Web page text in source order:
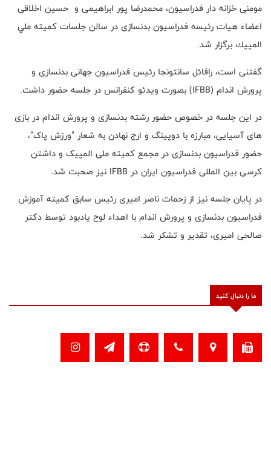
مومنی خزانه دار فدراسیون، محمدرضا پور ابراهیمی و حسین اخلاقی
اعضاء هیات رئیسه فدراسیون بدنسازی در سالن جلسات كميته ملي
المپيك برگزار شد.
گفتنی است، رافائل سانتونجا رئیس فدراسیون جهانی بدنسازی و
پرورش اندام (IFBB) بصورت ویدئو کنفرانس در جلسه حضور داشت.
در این جلسه در خصوص حضور رشته بدنسازی و پرورش اندام در بازی
های آسیایی، مبارزه با دوپینگ و ارج نهادن به شعار "ورزش پاک"،
حضور فدراسیون بدنسازی در مجمع کمیته ملی المپیک و داشتن
کرسی بین المللی فدراسیون ایران در IFBB نیز صحبت شد.
در پایان جلسه نیز از زحمات ناصر امیری رئیس سابق کمیته آموزش
فدراسیون بدنسازی و پرورش اندام با اهداء لوح یادبود توسط دکتر
صالحی امیری، تقدیر و تشکر شد.
ما را دنبال کنید